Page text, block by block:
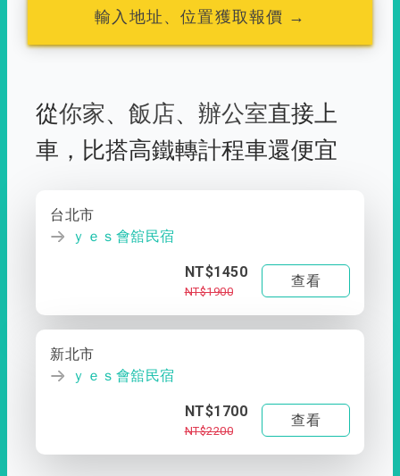
輸入地址、位置獲取報價 →
從你家、 飯店、 辦公室直接上
車， 比搭高鐵轉計程車還便宜
台北市
ｙｅｓ會舘民宿
NT$1450
NT$1900
查看
新北市
ｙｅｓ會舘民宿
NT$1700
NT$2200
查看